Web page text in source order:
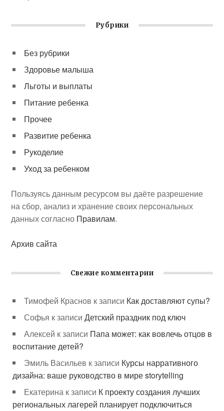
Рубрики
Без рубрики
Здоровье малыша
Льготы и выплаты
Питание ребенка
Прочее
Развитие ребенка
Рукоделие
Уход за ребенком
Пользуясь данным ресурсом вы даёте разрешение
на сбор, анализ и хранение своих персональных
данных согласно Правилам.
Архив сайта
Свежие комментарии
Тимофей Краснов к записи Как доставляют супы?
Софья к записиДетский праздник под ключ
Алексей к записи Папа может: как вовлечь отцов в
воспитание детей?
Эмиль Васильев к записи Курсы нарративного
дизайна: ваше руководство в мире storytelling
Екатерина к записи К проекту создания лучших
региональных лагерей планирует подключиться